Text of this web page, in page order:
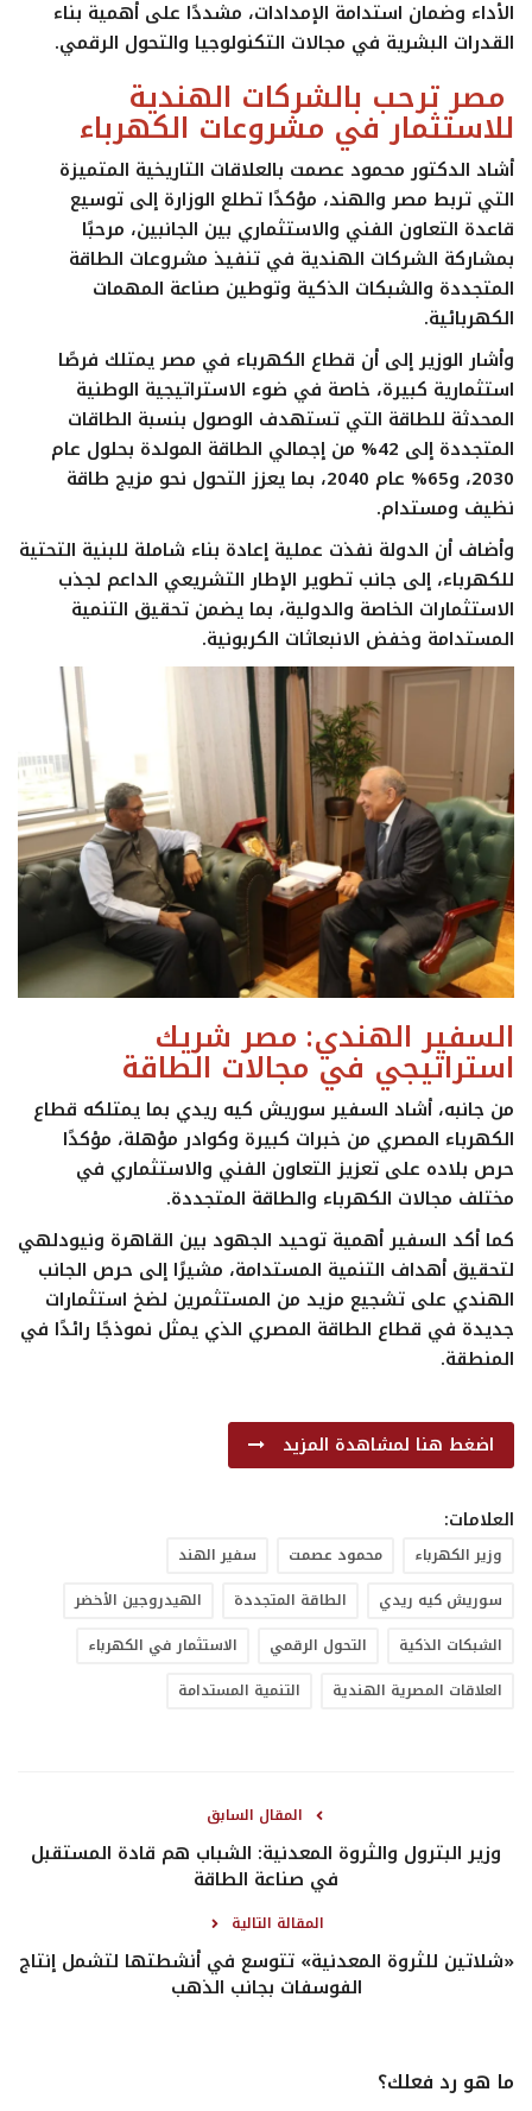
الأداء وضمان استدامة الإمدادات، مشددًا على أهمية بناء
القدرات البشرية في مجالات التكنولوجيا والتحول الرقمي.
مصر ترحب بالشركات الهندية
للاستثمار في مشروعات الكهرباء
أشاد الدكتور محمود عصمت بالعلاقات التاريخية المتميزة
التي تربط مصر والهند، مؤكدًا تطلع الوزارة إلى توسيع
قاعدة التعاون الفني والاستثماري بين الجانبين، مرحبًا
بمشاركة الشركات الهندية في تنفيذ مشروعات الطاقة
المتجددة والشبكات الذكية وتوطين صناعة المهمات
الكهربائية.
وأشار الوزير إلى أن قطاع الكهرباء في مصر يمتلك فرصًا
استثمارية كبيرة، خاصة في ضوء الاستراتيجية الوطنية
المحدثة للطاقة التي تستهدف الوصول بنسبة الطاقات
المتجددة إلى 42% من إجمالي الطاقة المولدة بحلول عام
2030، و65% عام 2040، بما يعزز التحول نحو مزيج طاقة
نظيف ومستدام.
وأضاف أن الدولة نفذت عملية إعادة بناء شاملة للبنية التحتية
للكهرباء، إلى جانب تطوير الإطار التشريعي الداعم لجذب
الاستثمارات الخاصة والدولية، بما يضمن تحقيق التنمية
المستدامة وخفض الانبعاثات الكربونية.
السفير الهندي: مصر شريك
استراتيجي في مجالات الطاقة
من جانبه، أشاد السفير سوريش كيه ريدي بما يمتلكه قطاع
الكهرباء المصري من خبرات كبيرة وكوادر مؤهلة، مؤكدًا
حرص بلاده على تعزيز التعاون الفني والاستثماري في
مختلف مجالات الكهرباء والطاقة المتجددة.
كما أكد السفير أهمية توحيد الجهود بين القاهرة ونيودلهي
لتحقيق أهداف التنمية المستدامة، مشيرًا إلى حرص الجانب
الهندي على تشجيع مزيد من المستثمرين لضخ استثمارات
جديدة في قطاع الطاقة المصري الذي يمثل نموذجًا رائدًا في
المنطقة.
اضغط هنا لمشاهدة المزيد
العلامات:
وزير الكهرباء محمود عصمت
سفير الهند
سوريش كيه ريدي
الطاقة المتجددة
الهيدروجين الأخضر
الشبكات الذكية
التحول الرقمي
الاستثمار في الكهرباء
العلاقات المصرية الهندية
التنمية المستدامة
المقال السابق
وزير البترول والثروة المعدنية: الشباب هم قادة المستقبل
في صناعة الطاقة
المقالة التالية
«شلاتين للثروة المعدنية» تتوسع في أنشطتها لتشمل إنتاج
الفوسفات بجانب الذهب
ما هو رد فعلك؟